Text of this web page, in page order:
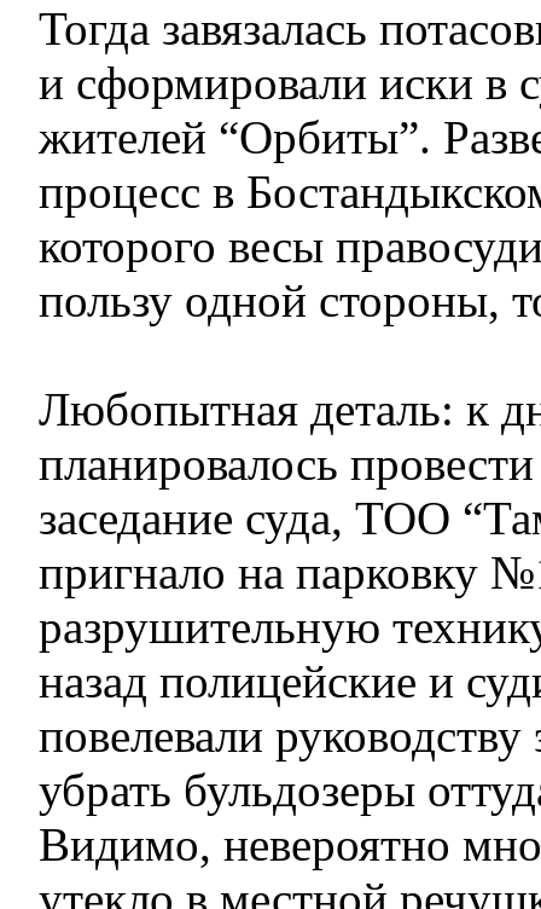
Тогда завязалась
и сформировали иски в
жителей “Орбиты”.
процесс в
которого весы
пользу одной стороны,
Любопытная деталь: к
планировалось
заседание суда, ТОО
пригнало на парковку
разрушительную
назад полицейские и
повелевали
убрать бульдозеры
Видимо, невероятно
утекло в местной